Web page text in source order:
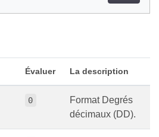
Évaluer La description
0
Format Degrés
décimaux (DD).